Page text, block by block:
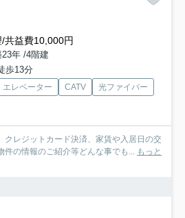
/共益費10,000円
年 /4階建
歩13分
エレベーター CATV
光ファイバー
クレジットカード決済、家賃や入居日の交
の情報のご紹介等どんな事でも...
もっと